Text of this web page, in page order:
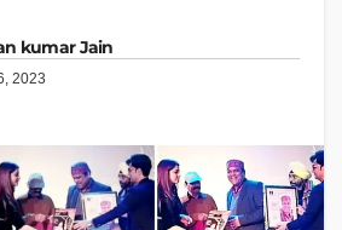
kumar Jain
2023